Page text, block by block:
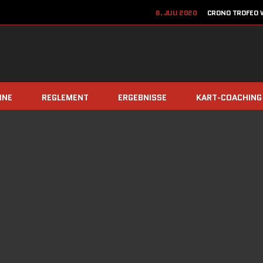
6. JULI 2020
CRONO
8. DEZEMBER 2019
TEAM
REGLEMENT ERGEBNISSE KART-COACHING